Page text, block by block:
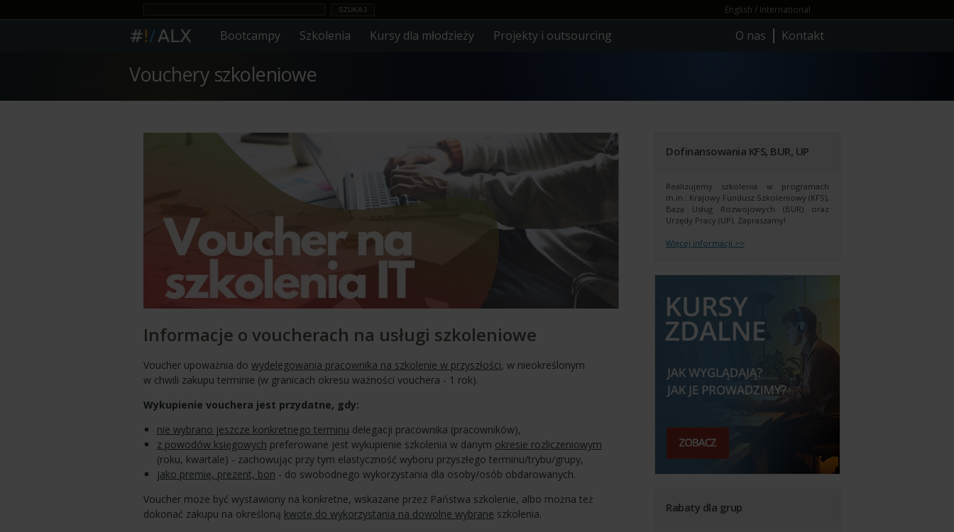
English / International
Bootcampy Szkolenia Kursy dla młodzieży Projekty i outsourcing O nas Kontakt
Vouchery szkoleniowe
Informacje o voucherach na usługi szkoleniowe
Voucher upoważnia do wydelegowania pracownika na szkolenie w przyszłości, w nieokreślonym
w chwili zakupu terminie (w granicach okresu ważności vouchera - 1 rok).
Wykupienie vouchera jest przydatne, gdy:
nie wybrano jeszcze konkretnego terminu delegacji pracownika (pracowników),
z powodów księgowych preferowane jest wykupienie szkolenia w danym okresie rozliczeniowym
(roku, kwartale) - zachowując przy tym elastyczność wyboru przyszłego terminu/trybu/grupy,
jako premię, prezent, bon - do swobodnego wykorzystania dla osoby/osób obdarowanych.
Voucher może być wystawiony na konkretne, wskazane przez Państwa szkolenie, albo można też
dokonać zakupu na określoną kwotę do wykorzystania na dowolne wybrane szkolenia.
Dofinansowania KFS, BUR, UP
Realizujemy szkolenia w programach
m.in.: Krajowy Fundusz Szkoleniowy (KFS),
Baza Usług Rozwojowych (BUR) oraz
Urzędy Pracy (UP). Zapraszamy!
Więcej informacji >>
Rabaty dla grup